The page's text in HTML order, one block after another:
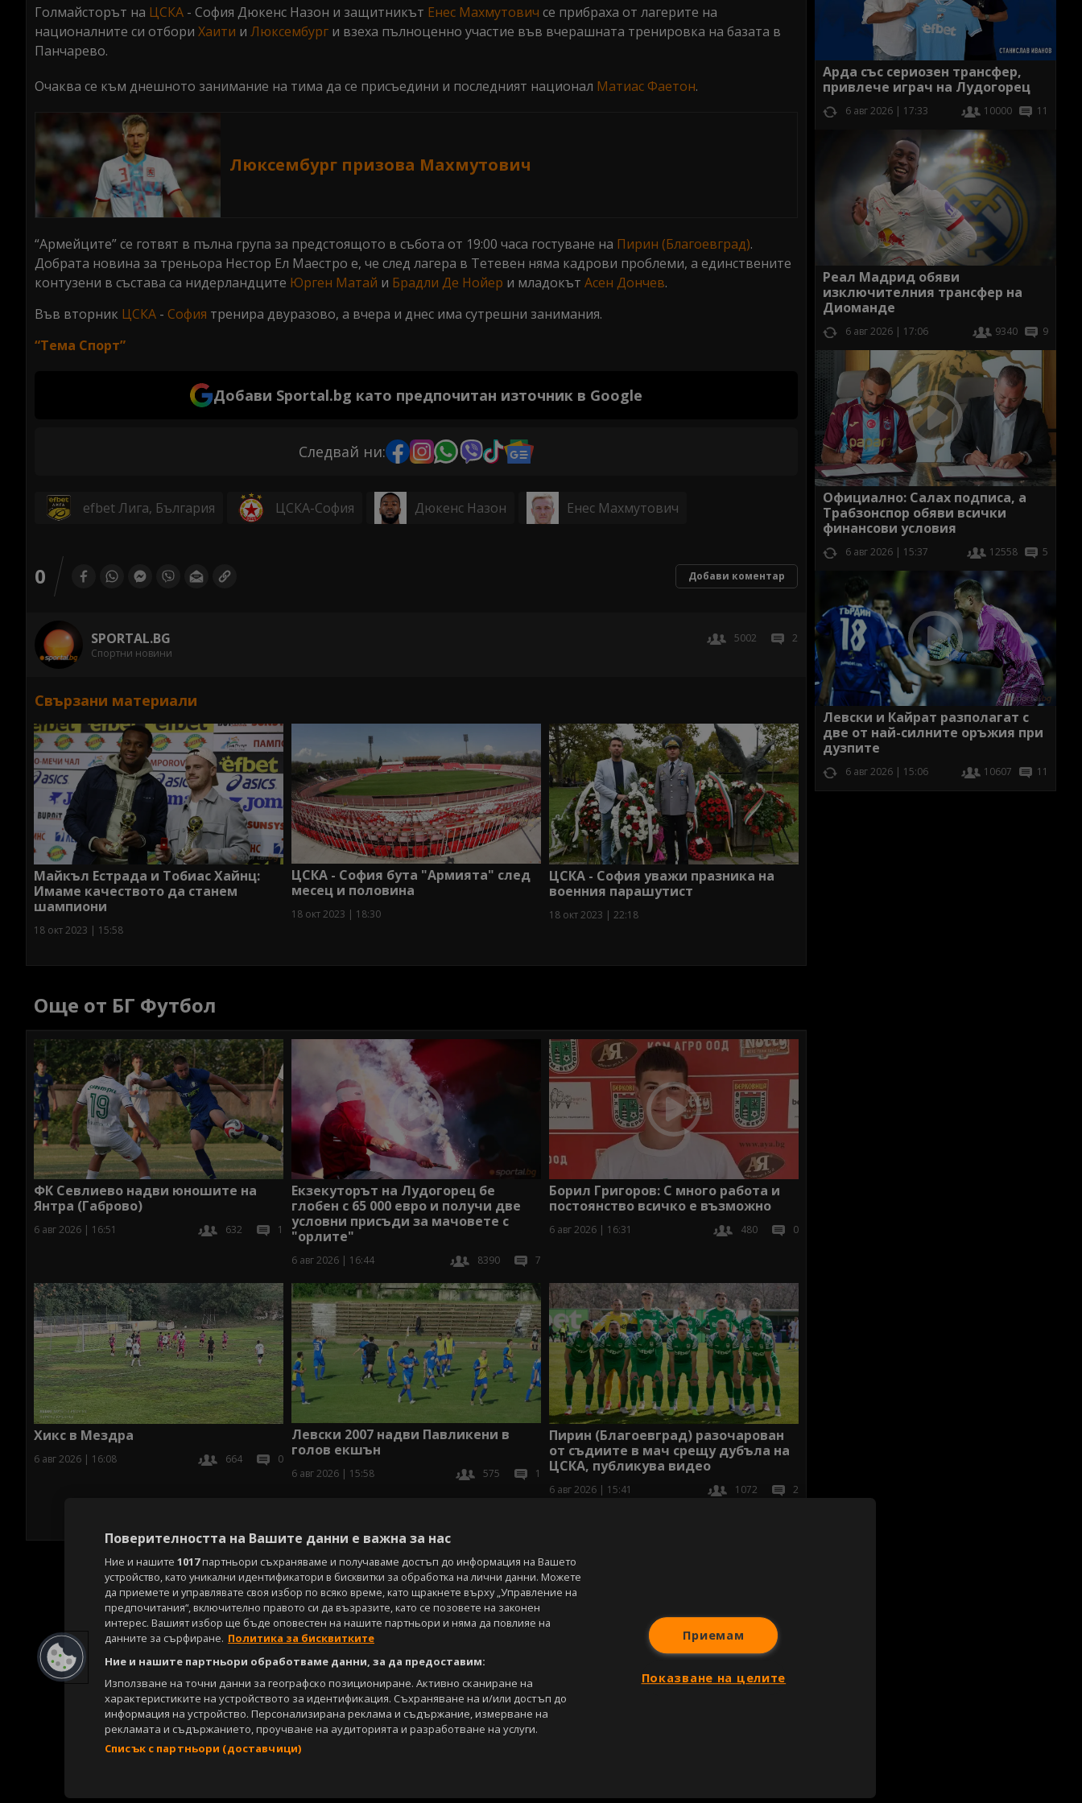
Голмайсторът на ЦСКА - София Дюкенс Назон и защитникът Енес Махмутович се прибраха от лагерите на
националните си отбори Хаити и Люксембург и взеха пълноценно участие във вчерашната тренировка на базата в
Панчарево.
Очаква се към днешното занимание на тима да се присъедини и последният национал Матиас Фаетон.
Люксембург призова Махмутович
“Армейците” се готвят в пълна група за предстоящото в събота от 19:00 часа гостуване на Пирин (Благоевград).
Добрата новина за треньора Нестор Ел Маестро е, че след лагера в Тетевен няма кадрови проблеми, а единствените
контузени в състава са нидерландците Юрген Матай и Брадли Де Нойер и младокът Асен Дончев.
Във вторник ЦСКА - София тренира двуразово, а вчера и днес има сутрешни занимания.
“Тема Спорт”
Добави Sportal.bg като предпочитан източник в Google
Следвай ни:
efbet Лига, България ЦСКА-София Дюкенс Назон Енес Махмутович
0 Добави коментар
SPORTAL.BG
Спортни новини
5002 2
Свързани материали
Майкъл Естрада и Тобиас Хайнц:
Имаме качеството да станем
шампиони
18 окт 2023 | 15:58
ЦСКА - София бута "Армията" след
месец и половина
18 окт 2023 | 18:30
ЦСКА - София уважи празника на
военния парашутист
18 окт 2023 | 22:18
Още от БГ Футбол
ФК Севлиево надви юношите на
Янтра (Габрово)
6 авг 2026 | 16:51 632 1
Екзекуторът на Лудогорец бе
глобен с 65 000 евро и получи две
условни присъди за мачовете с
"орлите"
6 авг 2026 | 16:44 8390 7
Борил Григоров: С много работа и
постоянство всичко е възможно
6 авг 2026 | 16:31 480 0
Хикс в Мездра
6 авг 2026 | 16:08 664 0
Левски 2007 надви Павликени в
голов екшън
6 авг 2026 | 15:58 575 1
Пирин (Благоевград) разочарован
от съдиите в мач срещу дубъла на
ЦСКА, публикува видео
6 авг 2026 | 15:41 1072
2
Арда със сериозен трансфер,
привлече играч на Лудогорец
6 авг 2026 | 17:33 10000 11
Реал Мадрид обяви
изключителния трансфер на
Диоманде
6 авг 2026 | 17:06 9340 9
Официално: Салах подписа, а
Трабзонспор обяви всички
финансови условия
6 авг 2026 | 15:37 12558 5
Левски и Кайрат разполагат с
две от най-силните оръжия при
дузпите
6 авг 2026 | 15:06 10607 11
Поверителността на Вашите данни е важна за нас
Ние и нашите 1017партньори съхраняваме и получаваме достъп до информация на Вашето
устройство, като уникални идентификатори в бисквитки за обработка на лични данни. Можете
да приемете и управлявате своя избор по всяко време, като щракнете върху „Управление на
предпочитания“, включително правото си да възразите, като се позовете на законен
интерес. Вашият избор ще бъде оповестен на нашите партньори и няма да повлияе на
данните за сърфиране. Политика за бисквитките
Ние и нашите партньори обработваме данни, за да предоставим:
Използване на точни данни за географско позициониране. Активно сканиране на
характеристиките на устройството за идентификация. Съхраняване на и/или достъп до
информация на устройство. Персонализирана реклама и съдържание, измерване на
рекламата и съдържанието, проучване на аудиторията и разработване на услуги.
Списък с партньори (доставчици)
Приемам
Показване на целите